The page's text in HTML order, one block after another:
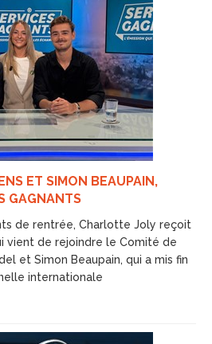
ET SIMON BEAUPAIN,
GAGNANTS
de rentrée, Charlotte Joly reçoit
vient de rejoindre le Comité de
et Simon Beaupain, qui a mis fin
internationale